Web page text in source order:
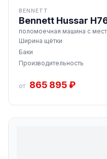
BENNETT
Bennett Hussar
поломоечная машина с
Ширина щётки
Баки
Производительность
от 865 895 ₽